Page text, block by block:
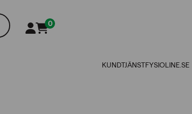
0
KUNDTJÄNSTFYSIOLINE.SE